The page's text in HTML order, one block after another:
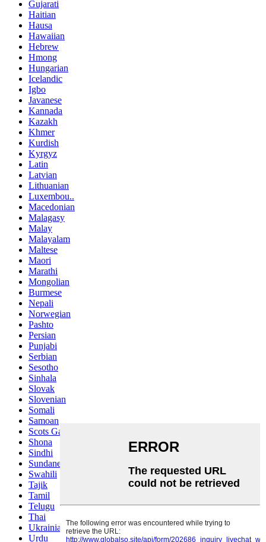
Gujarati
Haitian
Hausa
Hawaiian
Hebrew
Hmong
Hungarian
Icelandic
Igbo
Javanese
Kannada
Kazakh
Khmer
Kurdish
Kyrgyz
Latin
Latvian
Lithuanian
Luxembou..
Macedonian
Malagasy
Malay
Malayalam
Maltese
Maori
Marathi
Mongolian
Burmese
Nepali
Norwegian
Pashto
Persian
Punjabi
Serbian
Sesotho
Sinhala
Slovak
Slovenian
Somali
Samoan
Scots Gaelic
Shona
Sindhi
Sundanese
Swahili
Tajik
Tamil
Telugu
Thai
Ukrainian
Urdu